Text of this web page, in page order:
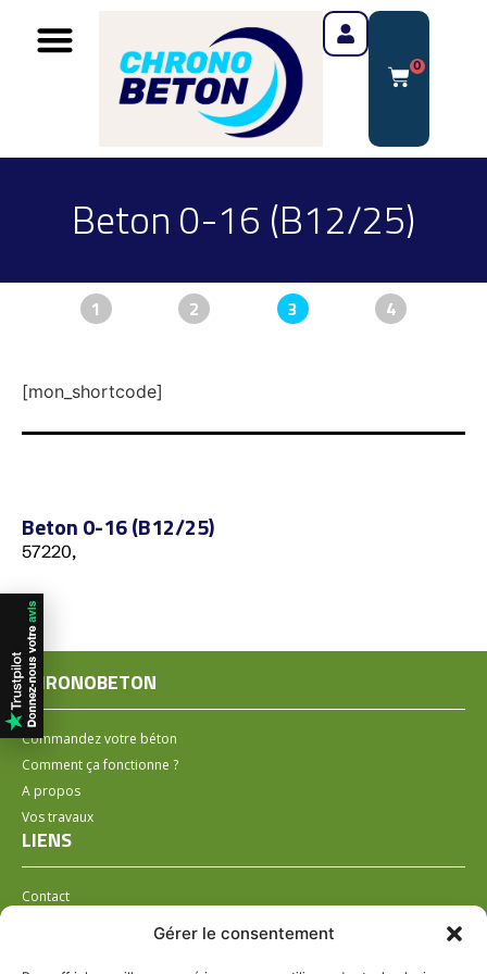
Gérer le consentement
0
Beton 0-16 (B12/25)
1 2 3 4
[mon_shortcode]
Beton 0-16 (B12/25)
57220,
CHRONOBETON
Commandez votre béton
Comment ça fonctionne ?
A propos
Vos travaux
LIENS
Contact